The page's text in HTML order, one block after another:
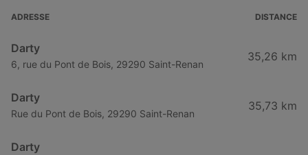
ADRESSE DISTANCE
Darty
6, rue du Pont de Bois, 29290 Saint-Renan
35,26 km
Darty
Rue du Pont de Bois, 29290 Saint-Renan
35,73 km
Darty